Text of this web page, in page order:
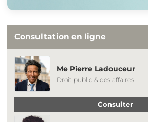
Consultation en ligne
Me Pierre Ladouceur
Droit public & des affaires
Consulter